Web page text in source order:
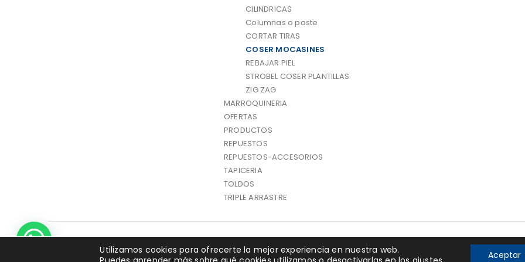
CILINDRICAS
Columnas o poste
CORTAR TIRAS
COSER MOCASINES
REBAJAR PIEL
STROBEL COSER PLANTILLAS
ZIG ZAG
MARROQUINERIA
OFERTAS
PRODUCTOS
REPUESTOS
REPUESTOS-ACCESORIOS
TAPICERIA
TOLDOS
TRIPLE ARRASTRE
© Garudan-Mauser. 2024. All Rights Reserved - Creado por Linkasoft
Utilizamos cookies para ofrecerte la mejor experiencia en nuestra web.
Aceptar